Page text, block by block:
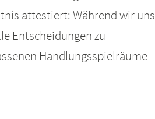
attestiert: Während wir uns
Entscheidungen zu
Handlungsspielräume